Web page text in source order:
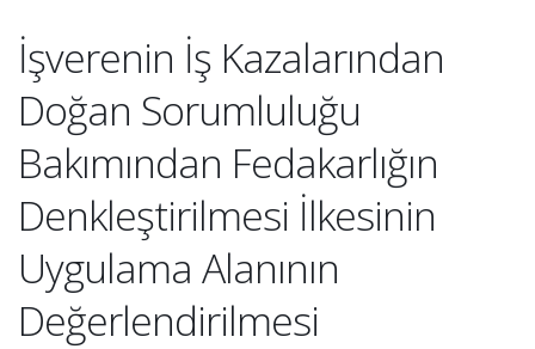
İşverenin İş Kazalarından
Doğan Sorumluluğu
Bakımından Fedakarlığın
Denkleştirilmesi İlkesinin
Uygulama Alanının
Değerlendirilmesi